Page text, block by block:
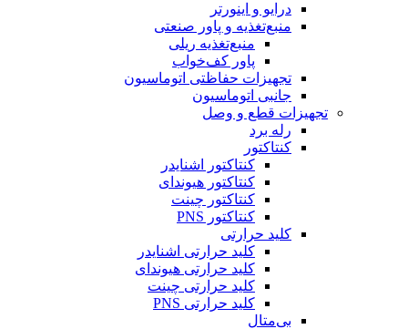
درایو و اینورتر
منبع‌تغذیه و پاور صنعتی
منبع‌تغذیه ریلی
پاور کف‌خواب
تجهیزات حفاظتی اتوماسیون
جانبی اتوماسیون
تجهیزات قطع و وصل
رله برد
کنتاکتور
کنتاکتور اشنایدر
کنتاکتور هیوندای
کنتاکتور چینت
کنتاکتور PNS
کلید حرارتی
کلید حرارتی اشنایدر
کلید حرارتی هیوندای
کلید حرارتی چینت
کلید حرارتی PNS
بی‌متال